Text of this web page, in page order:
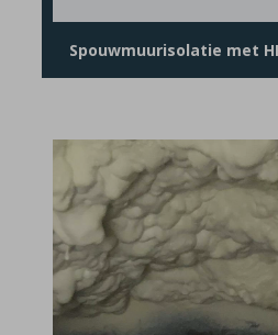
Spouwmuurisolatie met